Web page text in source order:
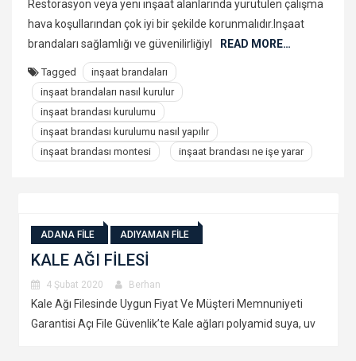
Restorasyon veya yeni inşaat alanlarında yürütülen çalışma
hava koşullarından çok iyi bir şekilde korunmalıdır.Inşaat
brandaları sağlamlığı ve güvenilirliğiyl
READ MORE…
Tagged
inşaat brandaları
inşaat brandaları nasıl kurulur
inşaat brandası kurulumu
inşaat brandası kurulumu nasıl yapılır
inşaat brandası montesi
inşaat brandası ne işe yarar
Memnuniyeti
suya, uv